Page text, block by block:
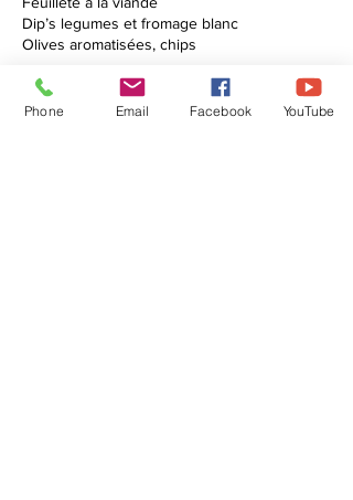
Dip’s legumes et fromage blanc
Phone Email Facebook YouTube